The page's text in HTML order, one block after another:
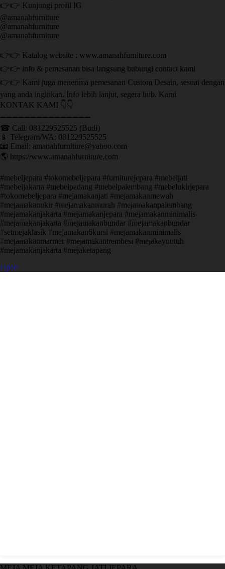
👉👉 Kunjungi profil IG
@amanahfurniture
@amanahfurniture
@amanahfurniture
👉👉 Katalog website : www.amanahfurniture.com
👉👉 info & pemesanan bisa langsung hubungi contact kami
👉👉 Kami juga menerima pemesanan Custom Desain, sesuai dengan
yang anda inginkan. Info lebih lanjut, segera hub. Kami
KONTAK KAMI 👇👇
➖➖➖➖➖➖➖➖➖➖➖➖➖➖➖ ㅤ
☎ Call: 081229525525 (Budi)
📱 Telegram/WA: 081229525525
📧 Email: amanahfurniture@yahoo.com
🌎 https://www.amanahfurniture.com
#mebeljepara #tokomebeljepara #furniturejepara #mebeljati
#mebeljakarta #mebelpadang #mebelpalembang #mebelukirjepara
#tokomebeljepara #mejamakanjati #mejamakanmewah
#mejamakanukir #mejamakanmurah #mejamakanpalembang
#mejamakanjakarta #mejamakanjepara #mejamakanminimalis
#mejamakanjakarta #mejamakanbundar #mejamakanbundar
#setmejaklasik #mejamakan6kursi #mejamakanminimalis
#mejamakanmarmer #mejamakantrembesi #mejakayuutuh
#mejamakanjakarta #mejaketapang
Open